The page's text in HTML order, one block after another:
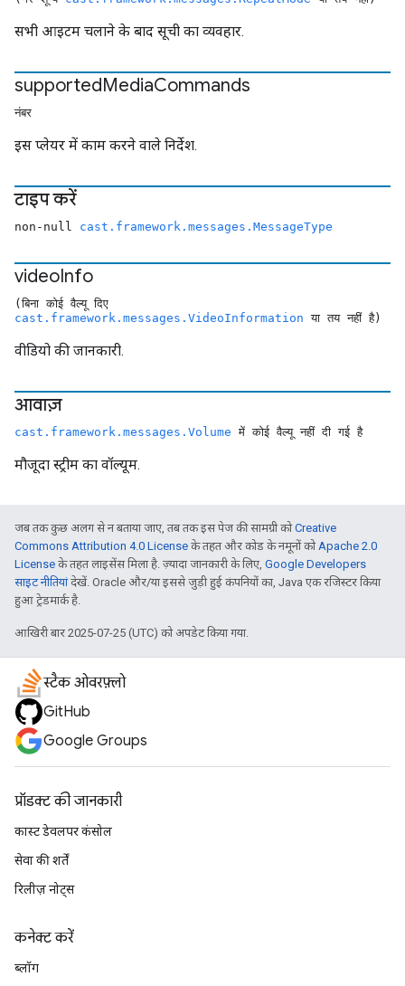
सभी आइटम चलाने के बाद सूची का व्यवहार.
supportedMediaCommands
नंबर
इस प्लेयर में काम करने वाले निर्देश.
टाइप करें
non-null cast.framework.messages.MessageType
videoInfo
(बिना कोई वैल्यू दिए
cast.framework.messages.VideoInformation या तय नहीं है)
वीडियो की जानकारी.
आवाज़
cast.framework.messages.Volume में कोई वैल्यू नहीं दी गई है
मौजूदा स्ट्रीम का वॉल्यूम.
जब तक कुछ अलग से न बताया जाए, तब तक इस पेज की सामग्री कोCreative
Commons Attribution 4.0 License के तहत और कोड के नमूनों कोApache 2.0
License के तहत लाइसेंस मिला है. ज़्यादा जानकारी के लिए, Google Developers
साइट नीतियांदेखें. Oracle और/या इससे जुड़ी हुई कंपनियों का, Java एक रजिस्टर किया
हुआ ट्रेडमार्क है.
आखिरी बार 2025-07-25 (UTC) को अपडेट किया गया.
स्टैक ओवरफ़्लो
GitHub
Google Groups
प्रॉडक्ट की जानकारी
कास्ट डेवलपर कंसोल
सेवा की शर्तें
रिलीज़ नोट्स
कनेक्ट करें
ब्लॉग